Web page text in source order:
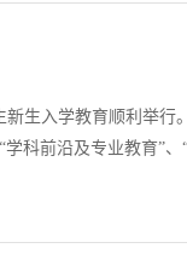
生入学教育顺利举行
科前沿及专业教育”
顺利开展，帮助同学们